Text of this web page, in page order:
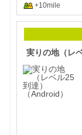
+10mile
実りの地（レ